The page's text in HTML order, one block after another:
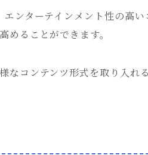
ンターテインメント性の高
めることができます。
なコンテンツ形式を取り入れ